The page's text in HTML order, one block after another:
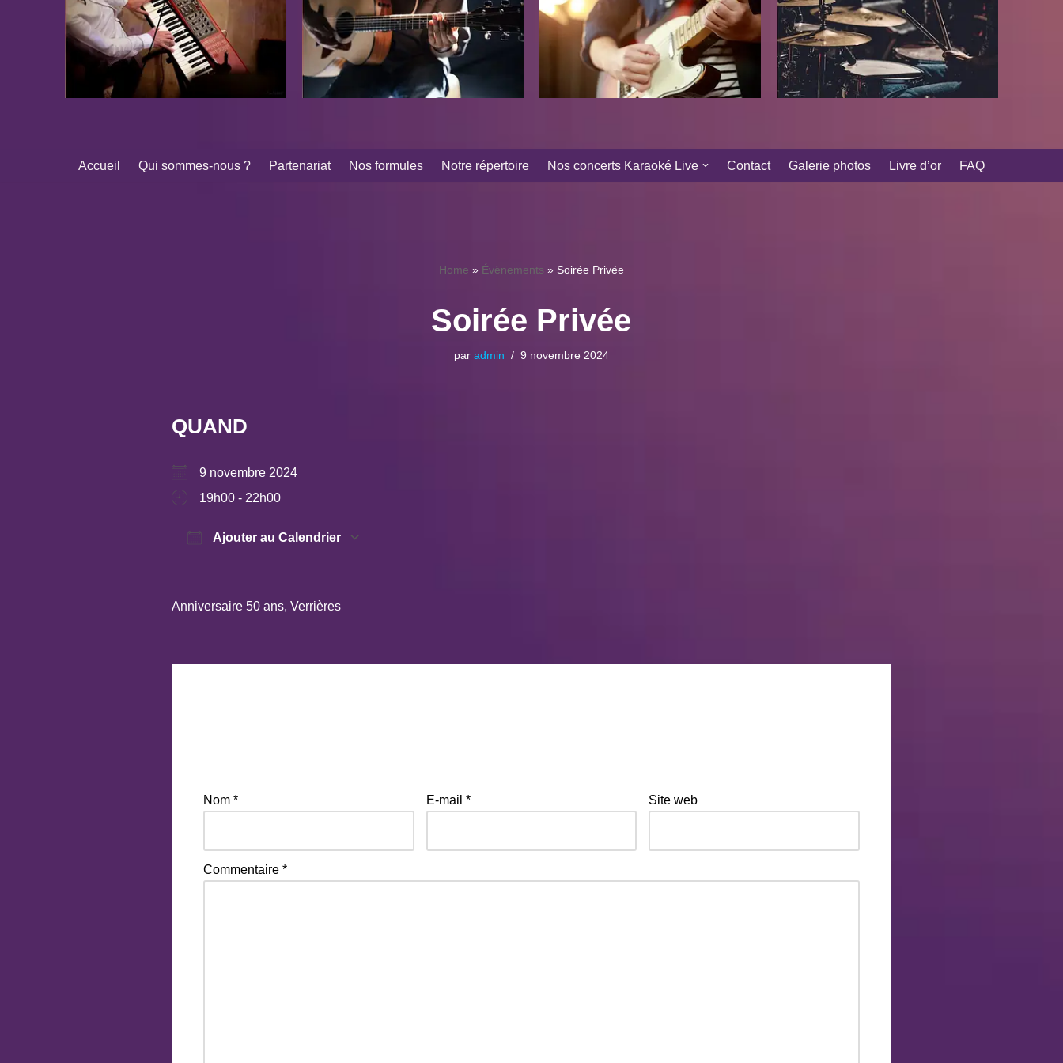
Accueil Qui sommes-nous ? Partenariat Nos formules Notre répertoire Nos concerts Karaoké Live Contact Galerie photos Livre d’or FAQ
Home » Évènements » Soirée Privée
Soirée Privée
par admin 9 novembre 2024
QUAND
9 novembre 2024
19h00 - 22h00
Ajouter au Calendrier
Anniversaire 50 ans, Verrières
Nom * E-mail * Site web
Commentaire *